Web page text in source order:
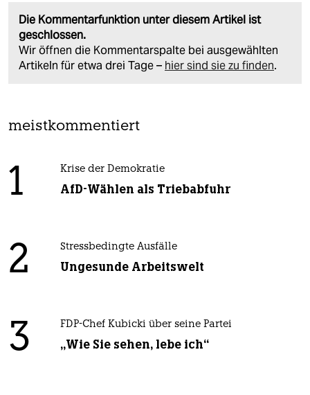
Die Kommentarfunktion unter diesem Artikel ist
geschlossen.
Wir öffnen die Kommentarspalte bei ausgewählten
Artikeln für etwa drei Tage – hier sind sie zu finden.
meistkommentiert
1 Krise der Demokratie
AfD-Wählen als Triebabfuhr
2 Stressbedingte Ausfälle
Ungesunde Arbeitswelt
3 FDP-Chef Kubicki über seine Partei
„Wie Sie sehen, lebe ich“